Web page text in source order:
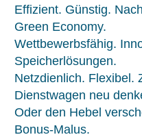
Effizient. Günstig.
Green Economy.
Wettbewerbsfähig.
Speicherlösungen.
Netzdienlich. Flexibel.
Dienstwagen neu
Oder den Hebel
Bonus-Malus.